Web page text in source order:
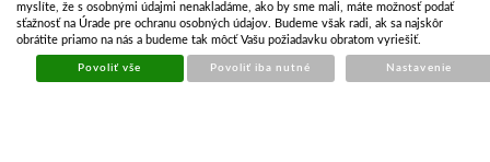
Skladom
Kúpiť
myslíte, že s osobnými údajmi nenakladáme, ako by sme mali, máte možnosť podať
sťažnosť na Úrade pre ochranu osobných údajov. Budeme však radi, ak sa najskôr
obrátite priamo na nás a budeme tak môcť Vašu požiadavku obratom vyriešiť.
Povoliť vše Povoliť iba nutné Nastavenie